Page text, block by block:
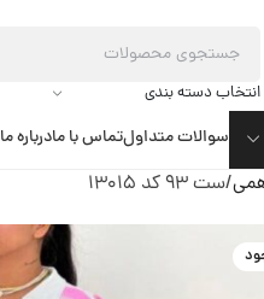
انتخاب دسته بندی
سوالات متداولتماس با مادرباره ما
ست 93 کد 13015